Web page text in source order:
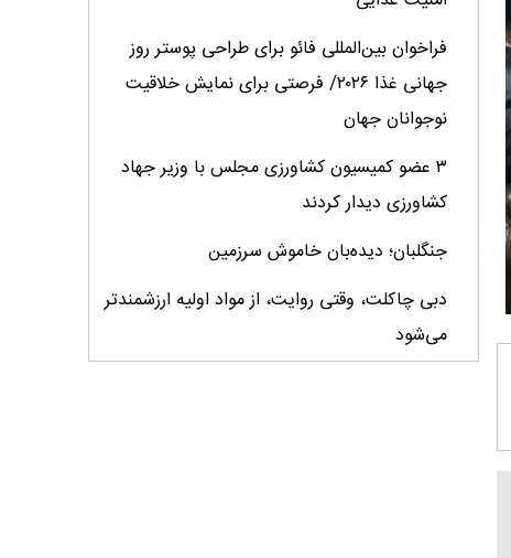
فراخوان بین‌المللی فائو برای طراحی پوستر روز
جهانی غذا ۲۰۲۶/ فرصتی برای نمایش خلاقیت
نوجوانان جهان
۳ عضو کمیسیون کشاورزی مجلس با وزیر جهاد
کشاورزی دیدار کردند
جنگلبان؛ دیده‌بان خاموش سرزمین
دبی چاکلت، وقتی روایت، از مواد اولیه ارزشمندتر
می‌شود